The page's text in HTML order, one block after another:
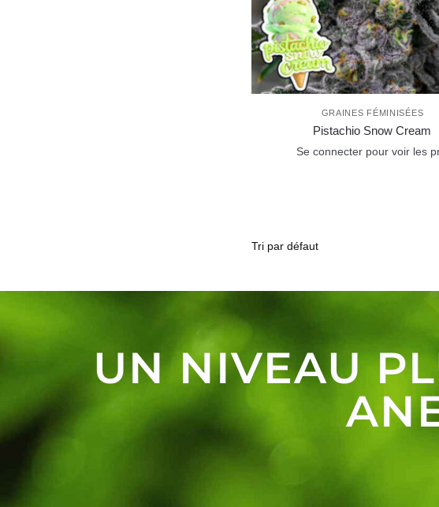
GRAINES FÉMINISÉES
Pistachio Snow Cream
Se connecter pour voir les
UN NIVEAU